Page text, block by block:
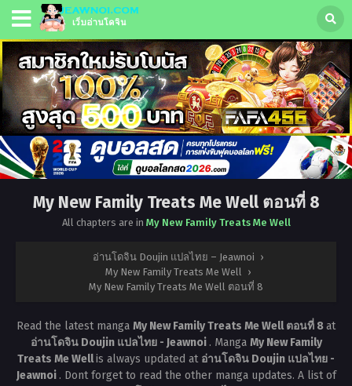
My New Family Treats Me Well ตอนที่ 8
All chapters are in My New Family Treats Me Well
อ่านโดจิน Doujin แปลไทย – Jeawnoi ›
My New Family Treats Me Well ›
My New Family Treats Me Well ตอนที่ 8
Read the latest manga My New Family Treats Me Well ตอนที่ 8at
อ่านโดจิน Doujin แปลไทย - Jeawnoi . Manga My New Family
Treats Me Wellis always updated at อ่านโดจิน Doujin แปลไทย -
Jeawnoi . Dont forget to read the other manga updates. A list of